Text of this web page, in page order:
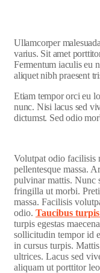
Ullamcorper
varius. Sit amet
Fermentum iaculis eu
aliquet nibh praesent
Etiam tempor orci eu
nunc. Nisi lacus sed
dictumst. Sed odio
Volutpat odio facilisis
pellentesque massa.
pulvinar mattis. Nunc
fringilla ut morbi.
massa. Facilisis
odio. Taucibus
turpis egestas
sollicitudin tempor id
in cursus turpis.
ultrices. Lacus sed
aliquam ut porttitor